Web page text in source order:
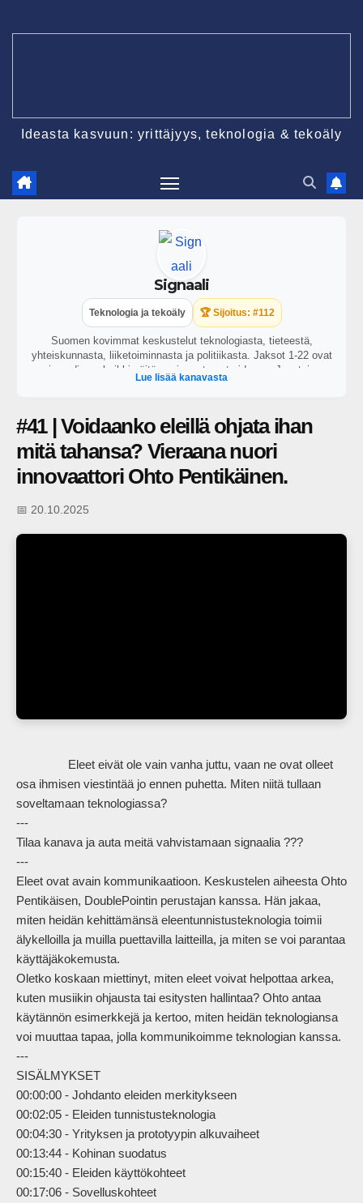
Ideasta kasvuun: yrittäjyys, teknologia & tekoäly
Signaali
Teknologia ja tekoäly 🏆 Sijoitus: #112
Suomen kovimmat keskustelut teknologiasta, tieteestä,
yhteiskunnasta, liiketoiminnasta ja politiikasta. Jaksot 1-22 ovat
vain audiona, kaikki näitä uusimmat ovat videona. Juontajana
toimii George Lapinlampi.
Lue lisää kanavasta
#41 | Voidaanko eleillä ohjata ihan
mitä tahansa? Vieraana nuori
innovaattori Ohto Pentikäinen.
📅 20.10.2025
osa ihmisen viestintää jo ennen puhetta. Miten niitä tullaan
soveltamaan teknologiassa?
---
Tilaa kanava ja auta meitä vahvistamaan signaalia ???
---
Eleet ovat avain kommunikaatioon. Keskustelen aiheesta Ohto
Pentikäisen, DoublePointin perustajan kanssa. Hän jakaa,
miten heidän kehittämänsä eleentunnistusteknologia toimii
älykelloilla ja muilla puettavilla laitteilla, ja miten se voi parantaa
käyttäjäkokemusta.
Oletko koskaan miettinyt, miten eleet voivat helpottaa arkea,
kuten musiikin ohjausta tai esitysten hallintaa? Ohto antaa
käytännön esimerkkejä ja kertoo, miten heidän teknologiansa
voi muuttaa tapaa, jolla kommunikoimme teknologian kanssa.
---
SISÄLMYKSET
00:00:00 - Johdanto eleiden merkitykseen
00:02:05 - Eleiden tunnistusteknologia
00:04:30 - Yrityksen ja prototyypin alkuvaiheet
00:13:44 - Kohinan suodatus
00:15:40 - Eleiden käyttökohteet
00:17:06 - Sovelluskohteet